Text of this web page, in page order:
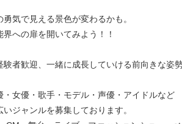
勇気で見える景色が変わるかも。
界への扉を開いてみよう！！
験者歓迎、一緒に成長していける前向きな姿
・女優・歌手・モデル・声優・アイドルなど
いジャンルを募集しております。